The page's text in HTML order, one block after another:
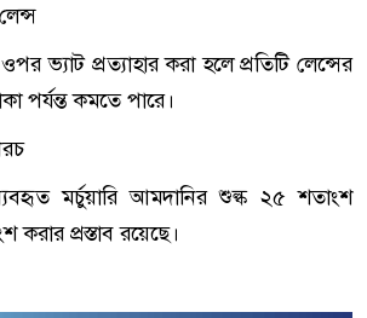
ভ্যাট প্রত্যাহার করা হলে প্রতিটি লেন্সের
পর্যন্ত কমতে পারে।
মর্চুয়ারি আমদানির শুল্ক ২৫ শতাংশ
করার প্রস্তাব রয়েছে।